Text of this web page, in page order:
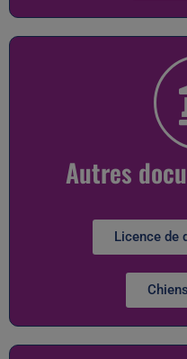
Autres
Licence de